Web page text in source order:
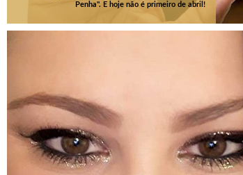
Penha". E hoje não é primeiro de abril!